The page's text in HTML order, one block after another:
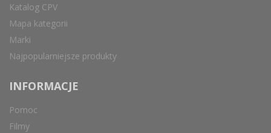
Katalog CPV
Mapa kategorii
Marki
Najpopularniejsze produkty
INFORMACJE
Pomoc
Filmy